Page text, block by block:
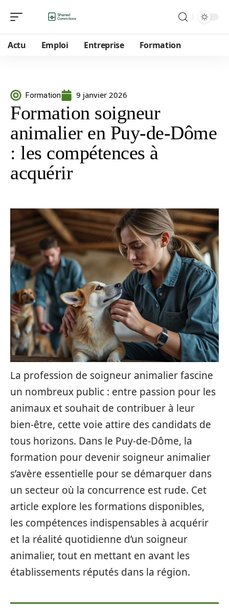
Actu Emploi Entreprise Formation
Formation 9 janvier 2026
Formation soigneur
animalier en Puy-de-Dôme
: les compétences à
acquérir
La profession de soigneur animalier fascine
un nombreux public : entre passion pour les
animaux et souhait de contribuer à leur
bien-être, cette voie attire des candidats de
tous horizons. Dans le Puy-de-Dôme, la
formation pour devenir soigneur animalier
s’avère essentielle pour se démarquer dans
un secteur où la concurrence est rude. Cet
article explore les formations disponibles,
les compétences indispensables à acquérir
et la réalité quotidienne d’un soigneur
animalier, tout en mettant en avant les
établissements réputés dans la région.